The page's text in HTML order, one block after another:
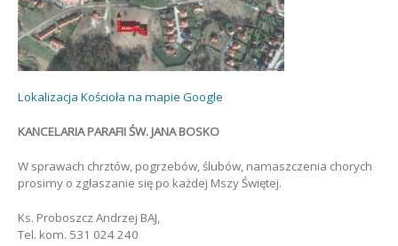
Lokalizacja Kościoła na mapie Google
KANCELARIA PARAFII ŚW. JANA BOSKO
W sprawach chrztów, pogrzebów, ślubów, namaszczenia chorych
prosimy o zgłaszanie się po każdej Mszy Świętej.
Ks. Proboszcz Andrzej BAJ,
Tel. kom. 531 024 240